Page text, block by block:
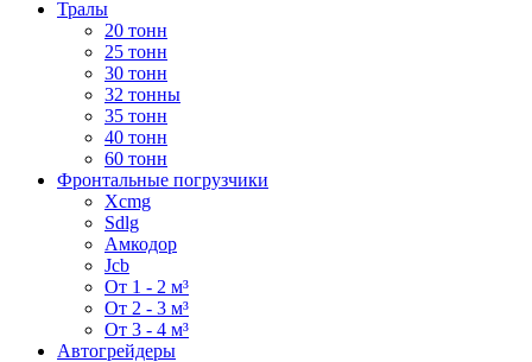
Тралы
20 тонн
25 тонн
30 тонн
32 тонны
35 тонн
40 тонн
60 тонн
Фронтальные погрузчики
Xcmg
Sdlg
Амкодор
Jcb
От 1 - 2 м³
От 2 - 3 м³
От 3 - 4 м³
Автогрейдеры